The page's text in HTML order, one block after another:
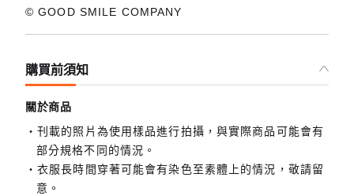
© GOOD SMILE COMPANY
購買前須知
關於商品
刊載的照片為使用樣品進行拍攝，與實際商品可能會有
部分規格不同的情況。
衣服長時間穿著可能會有染色至素體上的情況，敬請留
意。